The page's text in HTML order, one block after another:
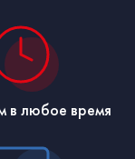
в любое время